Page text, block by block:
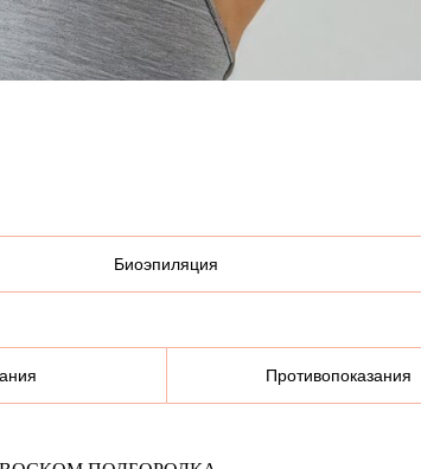
Биоэпиляция
Противопоказания